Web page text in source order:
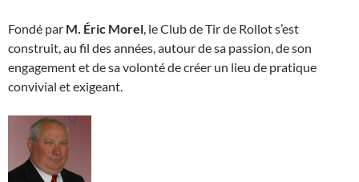
Fondé par M. Éric Morel, le Club de Tir de Rollot s’est
construit, au fil des années, autour de sa passion, de son
engagement et de sa volonté de créer un lieu de pratique
convivial et exigeant.